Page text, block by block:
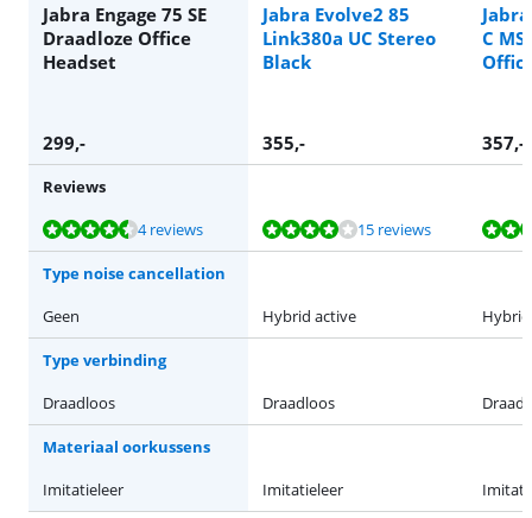
Jabra Engage 75 SE
Draadloze Office
Headset
Jabra Evolve2 85
Link380a UC Stereo
Black
C
299,- 355,- 357,-
Reviews
Beoordeling is 8,5 van de 10, gebaseerd op 4 reviews.
4 reviews
Beoordeling is 8,3 van de 10, gebaseerd op 15 reviews.15 reviews
Beoordeling is 8,3 van de 10, gebaseerd op 15 reviews.
Beoordeling is 8,3 van de 10, gebaseerd op 15 reviews.
Beoordeling is 7,7 van de 10, gebaseerd op 17 reviews.
Type noise cancellation
Geen
Hybrid active
Type verbinding
Draadloos
Draadloos
Materiaal oorkussens
Imitatieleer
Imitatieleer